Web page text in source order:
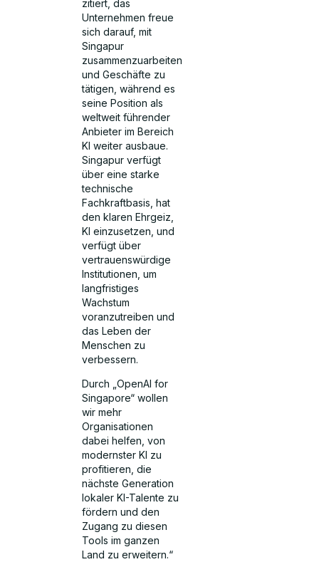
zitiert, das
Unternehmen freue
sich darauf, mit
Singapur
zusammenzuarbeiten
und Geschäfte zu
tätigen, während es
seine Position als
weltweit führender
Anbieter im Bereich
KI weiter ausbaue.
Singapur verfügt
über eine starke
technische
Fachkraftbasis, hat
den klaren Ehrgeiz,
KI einzusetzen, und
verfügt über
vertrauenswürdige
Institutionen, um
langfristiges
Wachstum
voranzutreiben und
das Leben der
Menschen zu
verbessern.
Durch „OpenAI for
Singapore“ wollen
wir mehr
Organisationen
dabei helfen, von
modernster KI zu
profitieren, die
nächste Generation
lokaler KI-Talente zu
fördern und den
Zugang zu diesen
Tools im ganzen
Land zu erweitern.“